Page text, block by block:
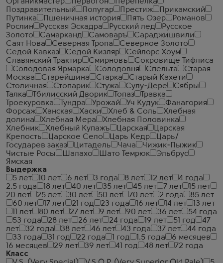
Поздравительный
Полугар Престиж
Прикамский
Путинка
Пшеничная история Пять Озер
Романов
Рослин
Русская Эскадра Русский лед
Русское
Золото
Самарканд Самоваръ
Сараджишвили
Саят Нова
Северная Тропа
Северное Золото
Седой Кавказ
Седой Кизляр
Сейлорс Хоум
Славянский Трактир
Смирновъ
Сокровище Тифлиса
Солодовая Ярмарка
Солодовня Спельта
Старая
Москва
Старейшина Старка
Старый Кахети
Столичная
Стопарик Стужа Сулу-Дере
Сябры
Талка
Тбилисский Дворик Топаз
Травка
Троекуровка
Тундра Урожай Уч Кудук
Фанагория
Форсаж
Ханская Хаски Хлеб & Соль
Хлебная
долина
Хлебная Мера
Хлебная Половинка
Хлебник
Хлебный Купажъ Царская
Царская
Крепость
Царское Село Царь Кедр
Царь/
Государев заказ
Цитадель Чача
Чижик-Пыжик
Чистые Росы
Шалахо Шато Темрюк
Эльбрус
Ямская
Выдержка
5 лет
10 лет 6 лет 3 года 8 лет 12 лет
4 года
2.5 года
18 лет 40 лет 35 лет 45 лет 7 лет
15 лет
20 лет
25 лет 30 лет 50 лет 70 лет 2 года
85 лет
60 лет
17 лет 21 год 23 года 16 лет 14 лет
13 лет
11 лет
80 лет 27 лет 9 лет 90 лет 36 лет
54 года
53 года
28 лет 26 лет 24 года 19 лет 51 год
47
лет
32 года 38 лет 46 лет 43 года 37 лет
44 года
33 года
31 год 22 года 1 год 1.5 года
6 месяцев
16 месяцев
29 лет 39 лет 41 год 48 лет
72 года
Класс